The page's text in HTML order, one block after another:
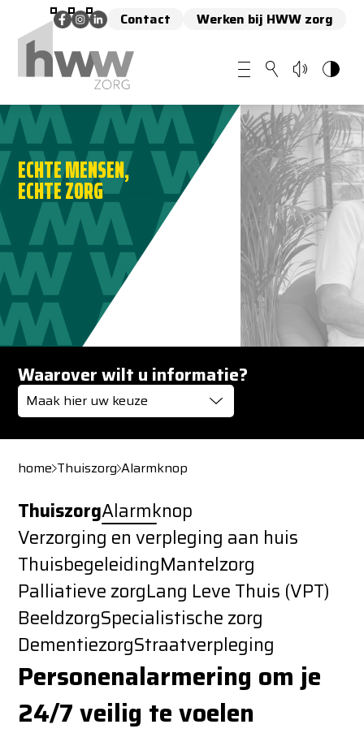
Contact Werken bij HWW zorg
ECHTE MENSEN,
ECHTE ZORG
Waarover wilt u informatie?
Maak hier uw keuze
home Thuiszorg Alarmknop
ThuiszorgAlarmknop
Verzorging en verpleging aan huis
ThuisbegeleidingMantelzorg
Palliatieve zorgLang Leve Thuis (VPT)
BeeldzorgSpecialistische zorg
DementiezorgStraatverpleging
Personenalarmering om je
24/7 veilig te voelen